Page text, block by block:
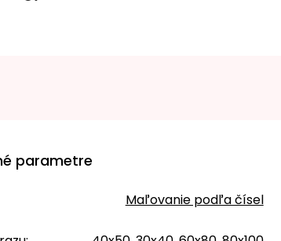
parametre
Maľovanie podľa čísel